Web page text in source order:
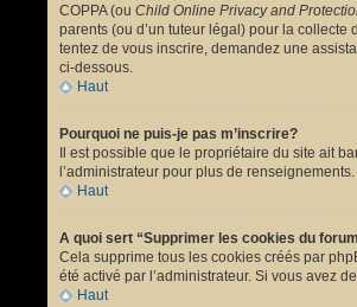
COPPA (ou Child Online Privacy and
parents (ou d’un tuteur légal) pour la collecte
tentez de vous inscrire, demandez une
ci-dessous.
Haut
Pourquoi ne puis-je pas m’inscrire?
Il est possible que le propriétaire du site ait
l’administrateur pour plus de renseignements.
Haut
A quoi sert “Supprimer les cookies du
Cela supprime tous les cookies créés par
été activé par l’administrateur. Si vous avez
Haut